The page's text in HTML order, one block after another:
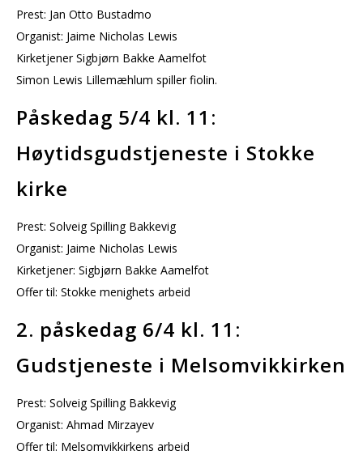
Prest: Jan Otto Bustadmo
Organist: Jaime Nicholas Lewis
Kirketjener Sigbjørn Bakke Aamelfot
Simon Lewis Lillemæhlum spiller fiolin.
Påskedag 5/4 kl. 11:
Høytidsgudstjeneste i Stokke
kirke
Prest: Solveig Spilling Bakkevig
Organist: Jaime Nicholas Lewis
Kirketjener: Sigbjørn Bakke Aamelfot
Offer til: Stokke menighets arbeid
2. påskedag 6/4 kl. 11:
Gudstjeneste i Melsomvikkirken
Prest: Solveig Spilling Bakkevig
Organist: Ahmad Mirzayev
Offer til: Melsomvikkirkens arbeid